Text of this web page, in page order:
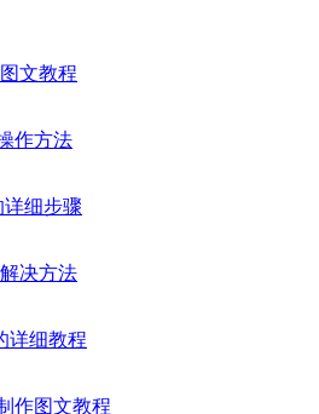
文教程
作方法
细步骤
决方法
详细教程
作图文教程